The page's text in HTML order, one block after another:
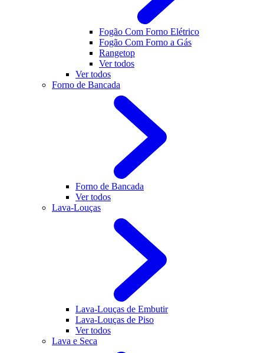
Fogão Com Forno Elétrico
Fogão Com Forno a Gás
Rangetop
Ver todos
Ver todos
Forno de Bancada
Forno de Bancada
Ver todos
Lava-Louças
Lava-Louças de Embutir
Lava-Louças de Piso
Ver todos
Lava e Seca